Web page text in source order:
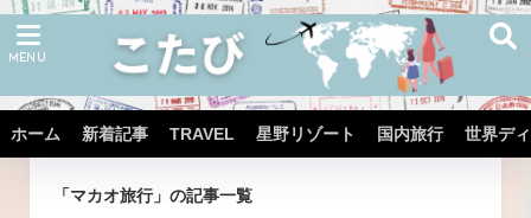
ホーム 新着記事 TRAVEL 星野リゾート 国内旅行 世界デ
ホーム タグ
「マカオ旅行」の記事一覧